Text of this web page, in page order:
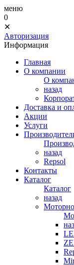
меню
0
✕
Авторизация
Информация
Главная
О компании
О
назад
Доставка и
Акции
Услуги
назад
Repsol
Контакты
Каталог
Каталог
назад